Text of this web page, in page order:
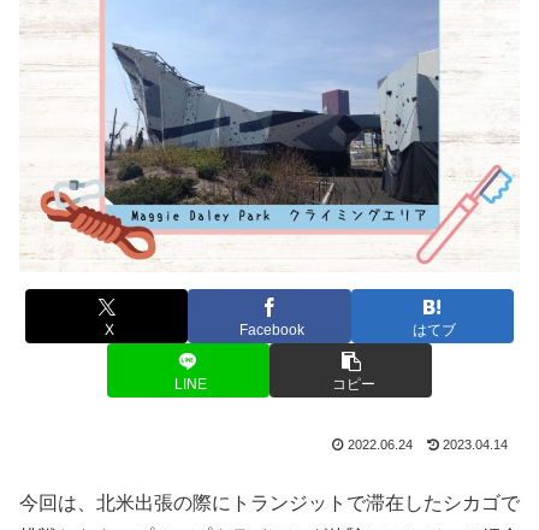
X Facebook はてブ
LINE コピー
2022.06.24 2023.04.14
今回は、北米出張の際にトランジットで滞在したシカゴで